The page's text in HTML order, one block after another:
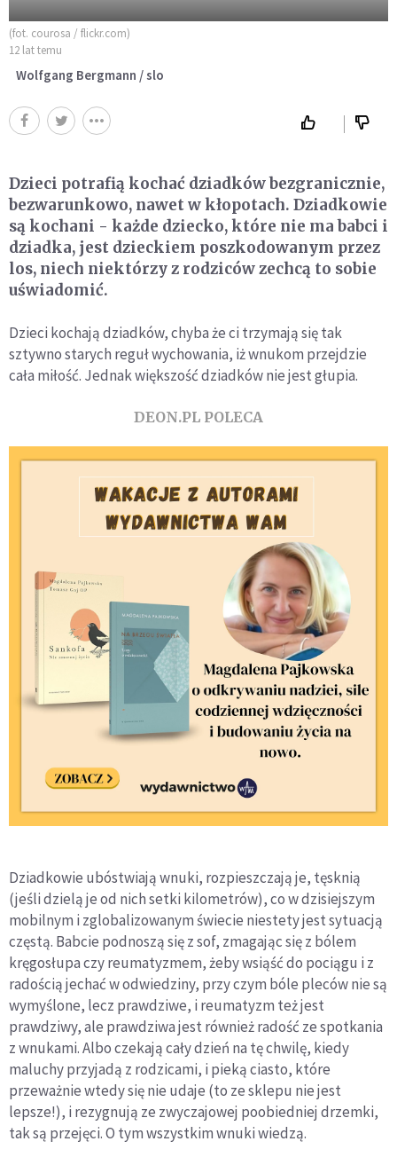
(fot. courosa / flickr.com)
12 lat temu
Wolfgang Bergmann / slo
Dzieci potrafią kochać dziadków bezgranicznie,
bezwarunkowo, nawet w kłopotach. Dziadkowie
są kochani - każde dziecko, które nie ma babci i
dziadka, jest dzieckiem poszkodowanym przez
los, niech niektórzy z rodziców zechcą to sobie
uświadomić.
Dzieci kochają dziadków, chyba że ci trzymają się tak
sztywno starych reguł wychowania, iż wnukom przejdzie
cała miłość. Jednak większość dziadków nie jest głupia.
DEON.PL POLECA
Dziadkowie ubóstwiają wnuki, rozpieszczają je, tęsknią
(jeśli dzielą je od nich setki kilometrów), co w dzisiejszym
mobilnym i zglobalizowanym świecie niestety jest sytuacją
częstą. Babcie podnoszą się z sof, zmagając się z bólem
kręgosłupa czy reumatyzmem, żeby wsiąść do pociągu i z
radością jechać w odwiedziny, przy czym bóle pleców nie są
wymyślone, lecz prawdziwe, i reumatyzm też jest
prawdziwy, ale prawdziwa jest również radość ze spotkania
z wnukami. Albo czekają cały dzień na tę chwilę, kiedy
maluchy przyjadą z rodzicami, i pieką ciasto, które
przeważnie wtedy się nie udaje (to ze sklepu nie jest
lepsze!), i rezygnują ze zwyczajowej poobiedniej drzemki,
tak są przejęci. O tym wszystkim wnuki wiedzą.